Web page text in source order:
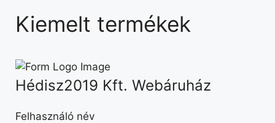
Kiemelt termékek
Hédisz2019 Kft. Webáruház
Felhasználó név